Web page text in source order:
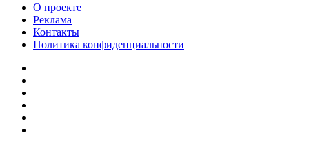
О проекте
Реклама
Контакты
Политика конфиденциальности